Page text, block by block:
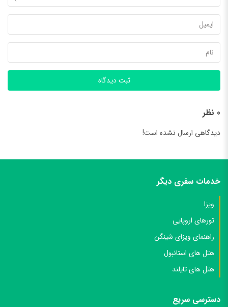
ثبت دیدگاه
0 نظر
دیدگاهی ارسال نشده است!
خدمات سفری دیگر
ویزا
تورهای اروپایی
راهنمای ویزای شینگن
هتل های استانبول
هتل های تایلند
دسترسی سریع